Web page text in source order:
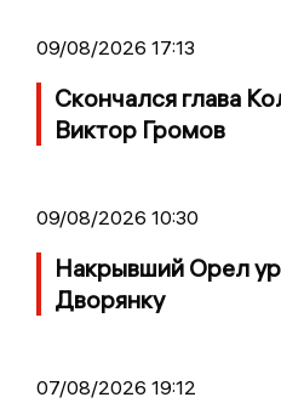
09/08/2026 17:13
Скончался глава
Виктор Громов
09/08/2026 10:30
Накрывший Орел
Дворянку
07/08/2026 19:12